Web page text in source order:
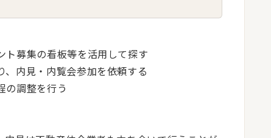
募集の看板等を活用して探す
内見・内覧会参加を依頼する
調整を行う